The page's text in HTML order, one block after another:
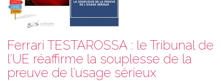
Ferrari TESTAROSSA : le Tribunal de
l’UE réaffirme la souplesse de la
preuve de l’usage sérieux